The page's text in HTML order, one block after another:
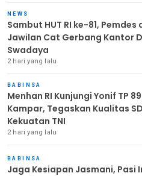
NEWS
Sambut HUT RI ke-81, Pemdes
Jawilan Cat Gerbang Kantor
Swadaya
2 hari yang lalu
BABINSA
Menhan RI Kunjungi Yonif TP
Kampar, Tegaskan Kualitas
Kekuatan TNI
2 hari yang lalu
BABINSA
Jaga Kesiapan Jasmani, Pasi